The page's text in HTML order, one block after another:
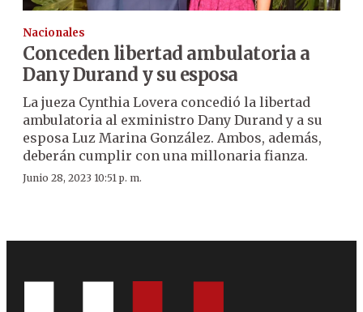
Nacionales
Conceden libertad ambulatoria a
Dany Durand y su esposa
La jueza Cynthia Lovera concedió la libertad
ambulatoria al exministro Dany Durand y a su
esposa Luz Marina González. Ambos, además,
deberán cumplir con una millonaria fianza.
Junio 28, 2023 10:51 p. m.